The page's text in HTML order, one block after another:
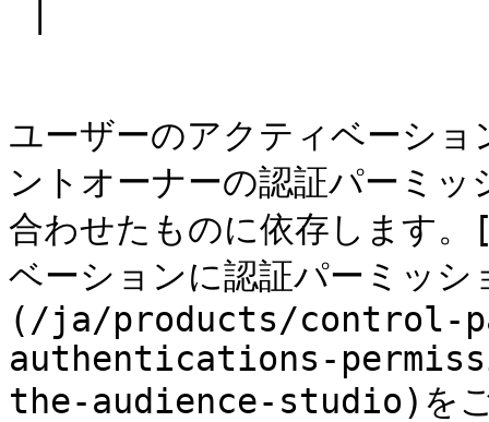
ユーザーのアクティベーシ
ントオーナーの認証パーミ
合わせたものに依存します
ベーションに認証パーミッ
(/ja/products/control-
authentications-
the-audience-studio)をご